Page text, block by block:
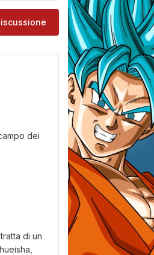
dei
di un